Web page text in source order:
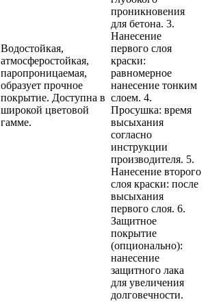
Водостойкая,
атмосферостойкая,
паропроницаемая,
образует прочное
покрытие. Доступна в
широкой цветовой
гамме.
проникновения
для бетона. 3.
Нанесение
первого слоя
краски:
равномерное
нанесение тонким
слоем. 4.
Просушка: время
высыхания
согласно
инструкции
производителя. 5.
Нанесение второго
слоя краски: после
высыхания
первого слоя. 6.
Защитное
покрытие
(опционально):
нанесение
защитного лака
для увеличения
долговечности.